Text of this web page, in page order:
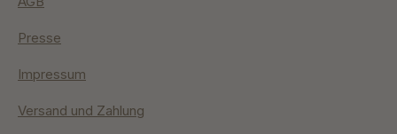
Presse
Impressum
Versand und Zahlung